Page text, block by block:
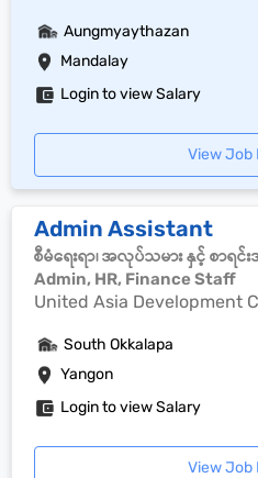
Mandalay
Aungmyaythazan
Login to view Salary
View Job
Admin Assistant
စီမံရေးရာ၊ အလုပ်သမား နှင့် စာရင်း
Admin, HR, Finance Staff
United Asia Development
Yangon
South Okkalapa
Login to view Salary
View Job